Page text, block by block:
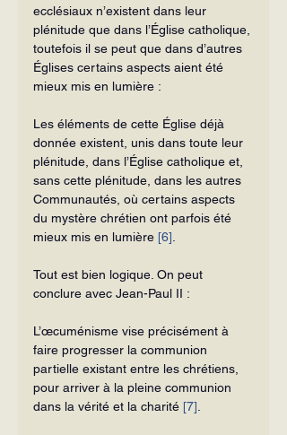
ecclésiaux n’existent dans leur
plénitude que dans l’Église catholique,
toutefois il se peut que dans d’autres
Églises certains aspects aient été
mieux mis en lumière :
Les éléments de cette Église déjà
donnée existent, unis dans toute leur
plénitude, dans l’Église catholique et,
sans cette plénitude, dans les autres
Communautés, où certains aspects
du mystère chrétien ont parfois été
mieux mis en lumière [6]
Tout est bien logique. On peut
conclure avec Jean-Paul II :
L’œcuménisme vise précisément à
faire progresser la communion
partielle existant entre les chrétiens,
pour arriver à la pleine communion
dans la vérité et la charité [7]